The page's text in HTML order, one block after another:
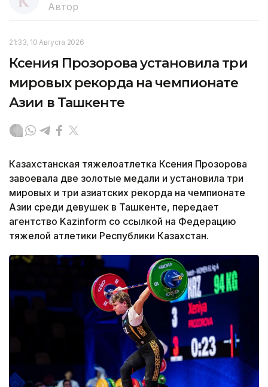
Автор
21:33, 10 Августа 2026
Ксения Прозорова установила три
мировых рекорда на чемпионате
Азии в Ташкенте
Казахстанская тяжелоатлетка Ксения Прозорова
завоевала две золотые медали и установила три
мировых и три азиатских рекорда на чемпионате
Азии среди девушек в Ташкенте, передает
агентство Kazinform со ссылкой на Федерацию
тяжелой атлетики Республики Казахстан.